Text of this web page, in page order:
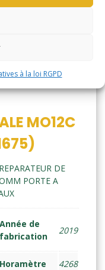
à la loi RGPD
MO12C
DE
PORTE A
Année de
fabrication
2019
Horamètre 4268